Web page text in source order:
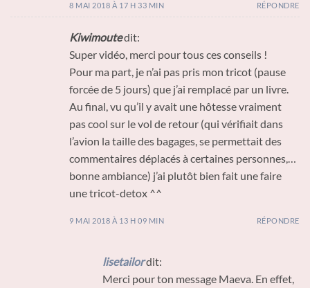
8 MAI 2018 À 17 H 33 MIN RÉPONDRE
Kiwimoutedit:
Super vidéo, merci pour tous ces conseils !
Pour ma part, je n’ai pas pris mon tricot (pause
forcée de 5 jours) que j’ai remplacé par un livre.
Au final, vu qu’il y avait une hôtesse vraiment
pas cool sur le vol de retour (qui vérifiait dans
l’avion la taille des bagages, se permettait des
commentaires déplacés à certaines personnes,…
bonne ambiance) j’ai plutôt bien fait une faire
une tricot-detox ^^
9 MAI 2018 À 13 H 09 MIN RÉPONDRE
lisetailordit:
Merci pour ton message Maeva. En effet,